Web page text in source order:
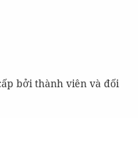
bởi thành viên và đối